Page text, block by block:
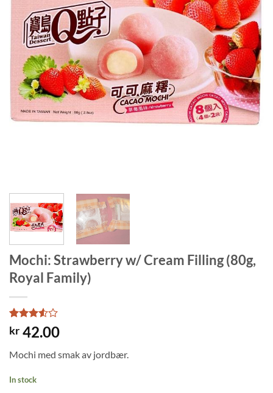
Mochi: Strawberry w/ Cream Filling (80g,
Royal Family)
Rated
3.5 out
based
2
customer
ratings
kr 42.00
Mochi med smak av jordbær.
In stock